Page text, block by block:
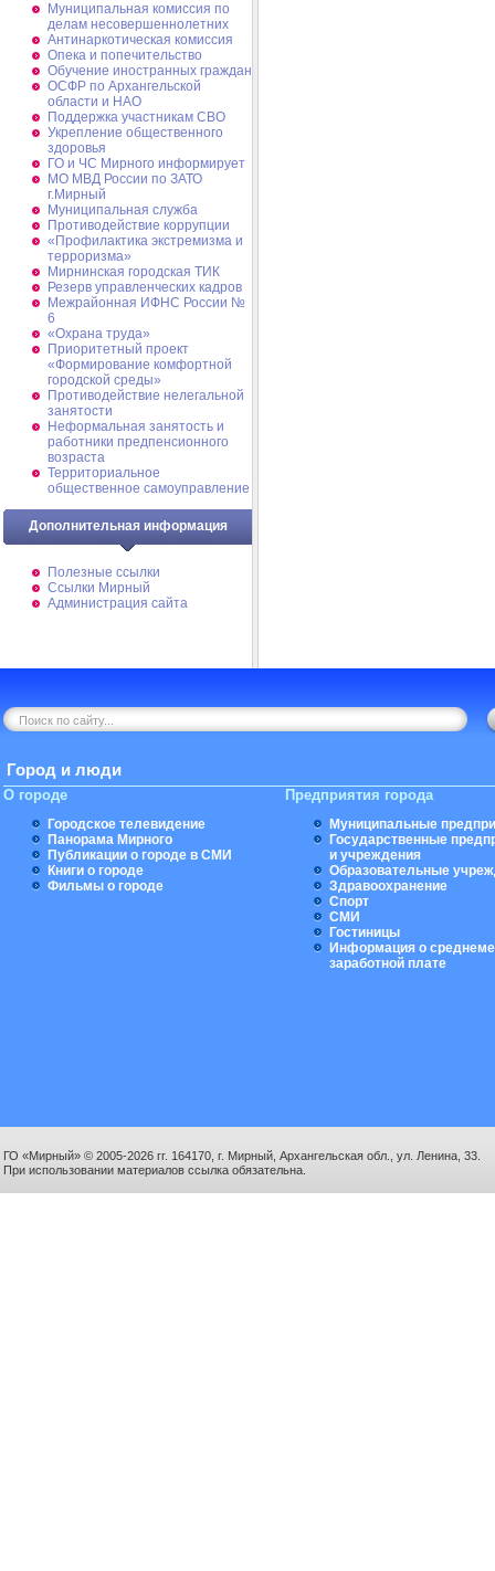
Муниципальная комиссия по
делам несовершеннолетних
Антинаркотическая комиссия
Опека и попечительство
Обучение иностранных граждан
ОСФР по Архангельской
области и НАО
Поддержка участникам СВО
Укрепление общественного
здоровья
ГО и ЧС Мирного информирует
МО МВД России по ЗАТО
г.Мирный
Муниципальная cлужба
Противодействие коррупции
«Профилактика экстремизма и
терроризма»
Мирнинская городская ТИК
Резерв управленческих кадров
Межрайонная ИФНС России №
6
«Охрана труда»
Приоритетный проект
«Формирование комфортной
городской среды»
Противодействие нелегальной
занятости
Неформальная занятость и
работники предпенсионного
возраста
Территориальное
общественное самоуправление
Дополнительная информация
Полезные ссылки
Ссылки Мирный
Администрация сайта
Город и люди
О городе
Городское телевидение
Панорама Мирного
Публикации о городе в СМИ
Книги о городе
Фильмы о городе
Предприятия города
Муниципальные
Государственные
и учреждения
Образовательные
Здравоохранение
Спорт
СМИ
Гостиницы
Информация о
заработной плате
ГО «Мирный» © 2005-2026 гг. 164170, г. Мирный, Архангельская обл., ул. Ленина, 33.
При использовании материалов ссылка обязательна.